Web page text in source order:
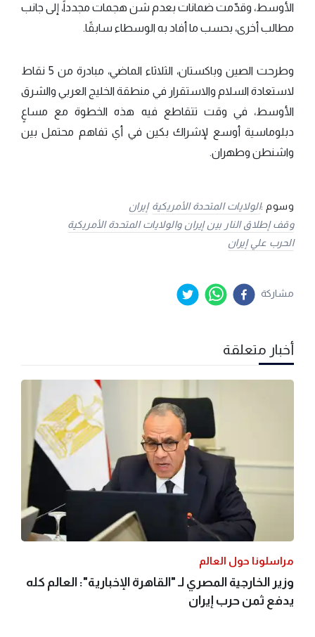
الأوسط، وقدّمت ضمانات بعدم شن هجمات مجدداً، إلى جانب
مطالب أخرى، بحسب ما أفاد به الوسطاء سابقًا.
وطرحت الصين وباكستان، الثلاثاء الماضي، مبادرة من 5 نقاط
لاستعادة السلام والاستقرار في منطقة الخليج العربي والشرق
الأوسط، في وقت تتقاطع فيه هذه الخطوة مع مساعٍ
دبلوماسية أوسع لإشراك بكين في أي تفاهم محتمل بين
واشنطن وطهران.
وسوم :الولايات المتحدة الأمريكية إيران
وقف إطلاق النار بين إيران والولايات المتحدة الأمريكية
الحرب علي إيران
مشاركة
أخبار متعلقة
مراسلونا حول العالم
وزير الخارجية المصري لـ "القاهرة الإخبارية": العالم كله
يدفع ثمن حرب إيران